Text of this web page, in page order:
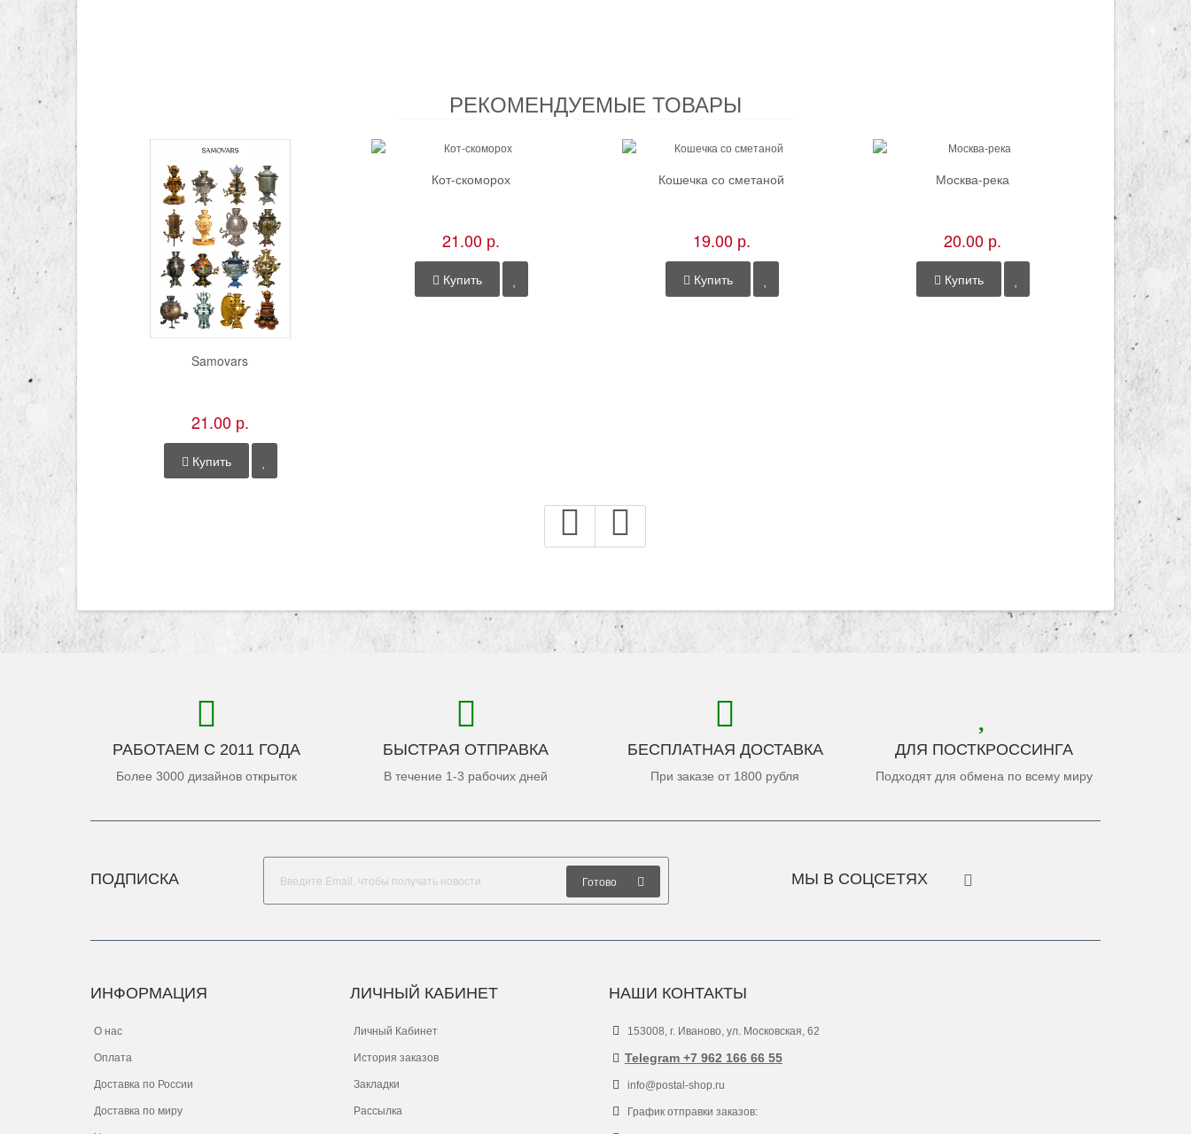
РЕКОМЕНДУЕМЫЕ ТОВАРЫ
Samovars
21.00 р.
Купить
Кот-скоморох
21.00 р.
Купить
Кошечка со сметаной
19.00 р.
Купить
Москва-река
20.00 р.
Купить
РАБОТАЕМ С 2011 ГОДА
Более 3000 дизайнов открыток
БЫСТРАЯ ОТПРАВКА
В течение 1-3 рабочих дней
БЕСПЛАТНАЯ ДОСТАВКА
При заказе от 1800 рубля
ДЛЯ ПОСТКРОССИНГА
Подходят для обмена по всему миру
ПОДПИСКА Готово МЫ В СОЦСЕТЯХ
ИНФОРМАЦИЯ
О нас
Оплата
Доставка по России
Доставка по миру
ЛИЧНЫЙ КАБИНЕТ
Личный Кабинет
История заказов
Закладки
Рассылка
НАШИ КОНТАКТЫ
153008, г. Иваново, ул. Московская, 62
Telegram +7 962 166 66 55
info@postal-shop.ru
График отправки заказов: